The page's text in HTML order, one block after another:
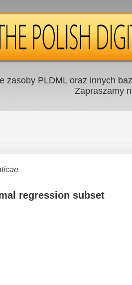
zasoby PLDML oraz innych
Zapraszamy
regression subset